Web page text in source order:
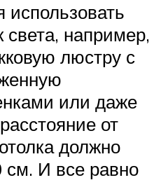
использовать
например,
люстру с
или даже
от
должно
И все равно